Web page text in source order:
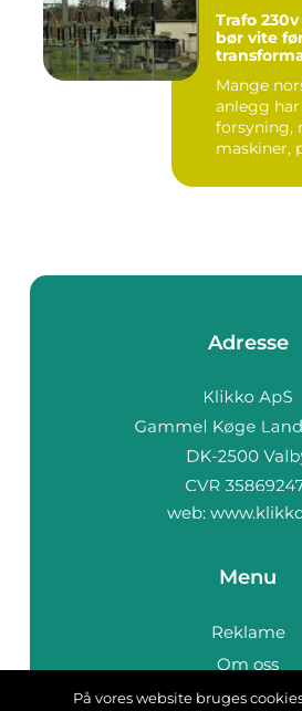
Trafo 230v til
bør vite
Mange
anlegg
forsyning,
maskiner,
Adresse
web:
Menu
Reklame
Om oss
Cookies
På vores website bruges